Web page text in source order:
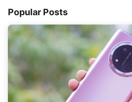
Popular Posts